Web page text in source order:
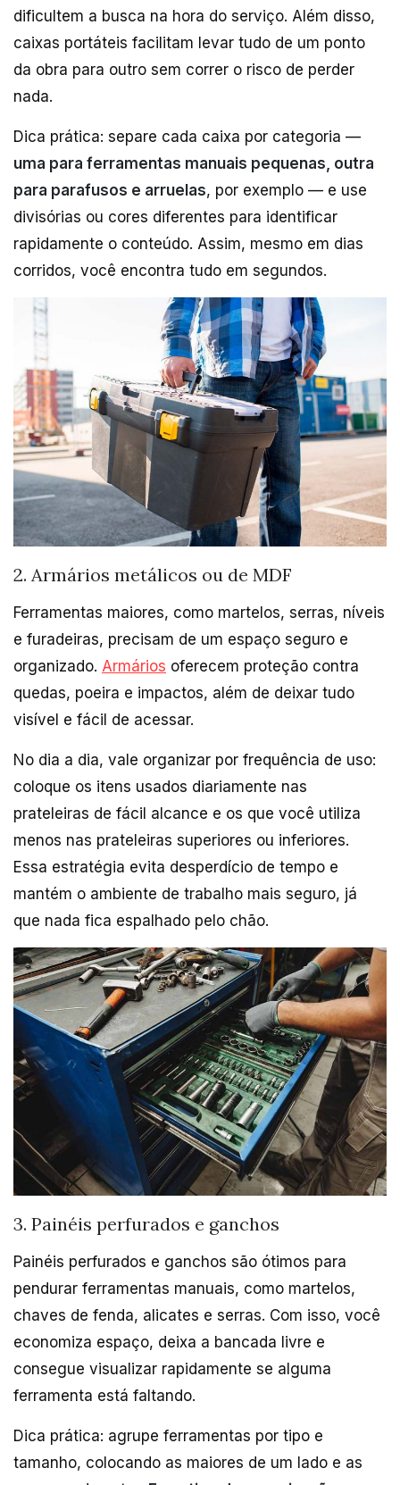
dificultem a busca na hora do serviço. Além disso,
caixas portáteis facilitam levar tudo de um ponto
da obra para outro sem correr o risco de perder
nada.
Dica prática: separe cada caixa por categoria —
uma para ferramentas manuais pequenas, outra
para parafusos e arruelas, por exemplo — e use
divisórias ou cores diferentes para identificar
rapidamente o conteúdo. Assim, mesmo em dias
corridos, você encontra tudo em segundos.
2. Armários metálicos ou de MDF
Ferramentas maiores, como martelos, serras, níveis
e furadeiras, precisam de um espaço seguro e
organizado. Armários oferecem proteção contra
quedas, poeira e impactos, além de deixar tudo
visível e fácil de acessar.
No dia a dia, vale organizar por frequência de uso:
coloque os itens usados diariamente nas
prateleiras de fácil alcance e os que você utiliza
menos nas prateleiras superiores ou inferiores.
Essa estratégia evita desperdício de tempo e
mantém o ambiente de trabalho mais seguro, já
que nada fica espalhado pelo chão.
3. Painéis perfurados e ganchos
Painéis perfurados e ganchos são ótimos para
pendurar ferramentas manuais, como martelos,
chaves de fenda, alicates e serras. Com isso, você
economiza espaço, deixa a bancada livre e
consegue visualizar rapidamente se alguma
ferramenta está faltando.
Dica prática: agrupe ferramentas por tipo e
tamanho, colocando as maiores de um lado e as